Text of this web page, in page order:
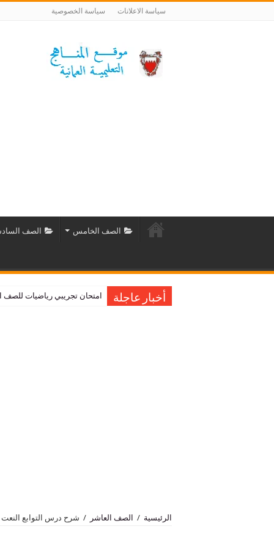
سياسة الاعلانات سياسة الخصوصية
الصف الخامس الصف
أخبار عاجلة امتحان تجريبي رياضيات للصف العاشر نهاية
حل اسئلة درس المعطي المانع
الرئيسية / الصف العاشر / شرح درس التوابع النعت